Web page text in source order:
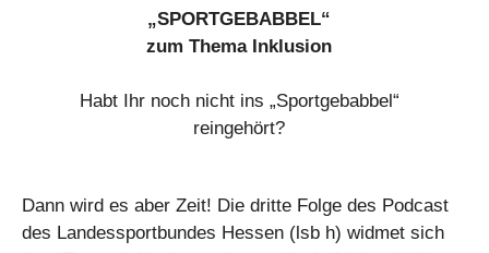
„SPORTGEBABBEL“
zum Thema Inklusion
Habt Ihr noch nicht ins „Sportgebabbel“
reingehört?
Dann wird es aber Zeit! Die dritte Folge des Podcast
des Landessportbundes Hessen (lsb h) widmet sich